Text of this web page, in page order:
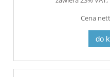
Cena
do